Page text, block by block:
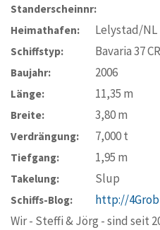
Standerscheinnr:
Heimathafen:
Lelystad/NL
Schiffstyp: Bavaria 37 CR
Baujahr: 2006
Länge: 11,35 m
Breite: 3,80m
Verdrängung: 7,000t
Tiefgang: 1,95 m
Takelung: Slup
Schiffs-Blog:
http://
Wir - Steffi & Jörg - sind seit